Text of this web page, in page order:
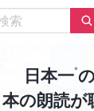
日本一※
本の朗読が